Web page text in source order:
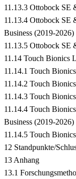
11.13.3 Ottobock
11.13.4 Ottobock
Business (2019-2026)
11.13.5 Ottobock SE
11.14 Touch Bionics
11.14.1 Touch
11.14.2 Touch
11.14.3 Touch
11.14.4 Touch
Business (2019-2026)
11.14.5 Touch
12 Standpunkte/
13 Anhang
13.1